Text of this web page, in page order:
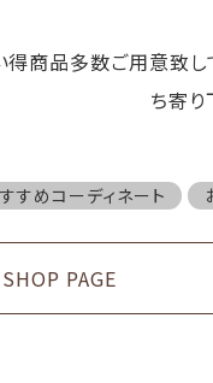
商品多数ご用意致し
ち寄り
すめコーディネート
SHOP PAGE